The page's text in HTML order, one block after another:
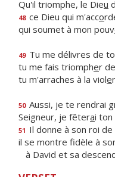
Qu'il triomphe, le Dieu
48 ce Dieu qui m'acco
qui soumet à mon pouv
49 Tu me délivres de to
tu me fais triompher
tu m'arraches à la viole
50 Aussi, je te rendrai
Seigneur, je fêterai ton
51 Il donne à son roi
il se montre fidèle à
à David et sa